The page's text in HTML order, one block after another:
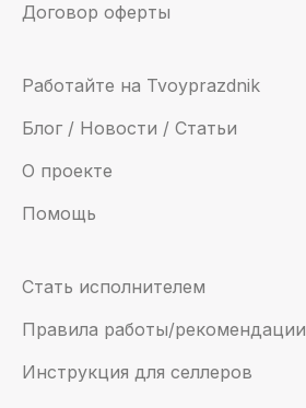
Договор оферты
Работайте на Tvoyprazdnik
Блог / Новости / Статьи
О проекте
Помощь
Стать исполнителем
Правила работы/рекомендации
Инструкция для селлеров